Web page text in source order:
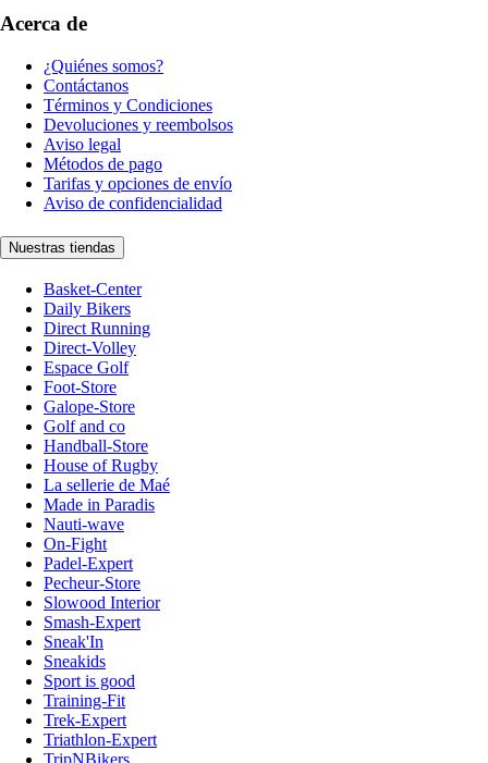
Acerca de
¿Quiénes somos?
Contáctanos
Términos y Condiciones
Devoluciones y reembolsos
Aviso legal
Métodos de pago
Tarifas y opciones de envío
Aviso de confidencialidad
Nuestras tiendas
Basket-Center
Daily Bikers
Direct Running
Direct-Volley
Espace Golf
Foot-Store
Galope-Store
Golf and co
Handball-Store
House of Rugby
La sellerie de Maé
Made in Paradis
Nauti-wave
On-Fight
Padel-Expert
Pecheur-Store
Slowood Interior
Smash-Expert
Sneak'In
Sneakids
Sport is good
Training-Fit
Trek-Expert
Triathlon-Expert
TripNBikers